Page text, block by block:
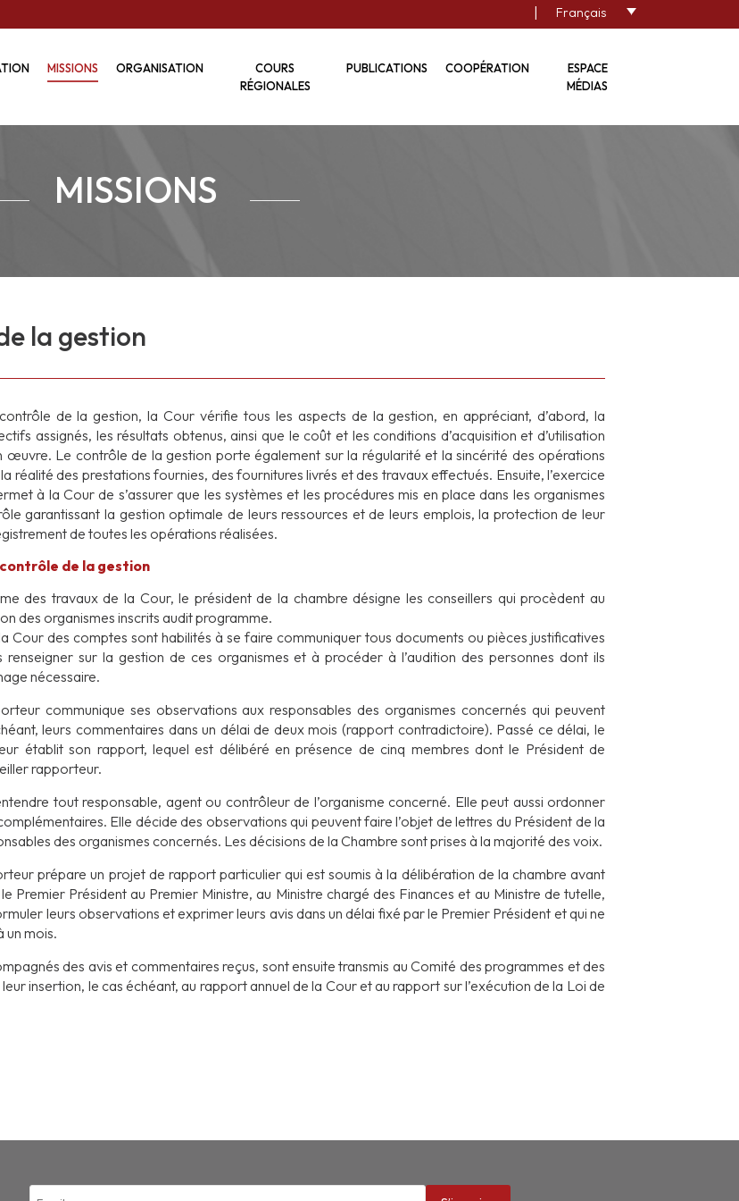
| Français
MISSIONS ORGANISATION
COURS
RÉGIONALES
PUBLICATIONS COOPÉRATION
ESPACE
MÉDIAS
MISSIONS
la gestion
de la gestion, la Cour vérifie tous les aspects de la gestion, en appréciant, d’abord, la
assignés, les résultats obtenus, ainsi que le coût et les conditions d’acquisition et d’utilisation
œuvre. Le contrôle de la gestion porte également sur la régularité et la sincérité des opérations
réalité des prestations fournies, des fournitures livrés et des travaux effectués. Ensuite, l’exercice
à la Cour de s’assurer que les systèmes et les procédures mis en place dans les organismes
garantissant la gestion optimale de leurs ressources et de leurs emplois, la protection de leur
de toutes les opérations réalisées.
de la gestion
des travaux de la Cour, le président de la chambre désigne les conseillers qui procèdent au
des organismes inscrits audit programme.
Cour des comptes sont habilités à se faire communiquer tous documents ou pièces justificatives
renseigner sur la gestion de ces organismes et à procéder à l’audition des personnes dont ils
nécessaire.
communique ses observations aux responsables des organismes concernés qui peuvent
leurs commentaires dans un délai de deux mois (rapport contradictoire). Passé ce délai, le
établit son rapport, lequel est délibéré en présence de cinq membres dont le Président de
rapporteur.
tout responsable, agent ou contrôleur de l’organisme concerné. Elle peut aussi ordonner
Elle décide des observations qui peuvent faire l’objet de lettres du Président de la
des organismes concernés. Les décisions de la Chambre sont prises à la majorité des voix.
prépare un projet de rapport particulier qui est soumis à la délibération de la chambre avant
Premier Président au Premier Ministre, au Ministre chargé des Finances et au Ministre de tutelle,
leurs observations et exprimer leurs avis dans un délai fixé par le Premier Président et qui ne
un mois.
des avis et commentaires reçus, sont ensuite transmis au Comité des programmes et des
insertion, le cas échéant, au rapport annuel de la Cour et au rapport sur l’exécution de la Loi de